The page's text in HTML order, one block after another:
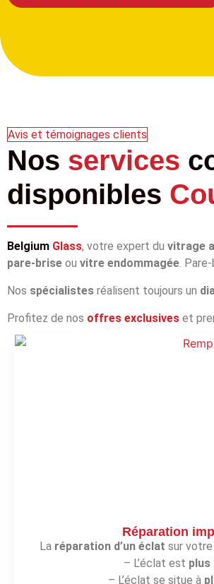
Avis et témoignages clients
Nos services
disponibles
Belgium Glass, votre expert du vitrage
pare‑brise ou vitre endommagée .
Nos spécialistes réalisent toujours un
Profitez de nos offres exclusives et
Réparation
La réparation d’un éclat sur
– L’éclat est plus
– L’éclat se situe à